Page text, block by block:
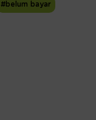
#belum bayar